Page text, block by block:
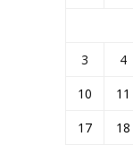
3
4
10
11
17
18